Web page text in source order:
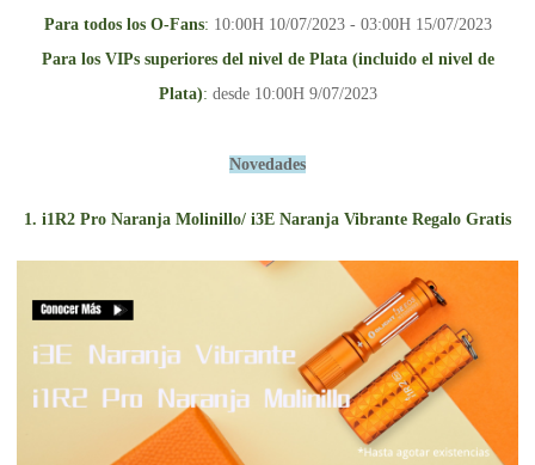
Para todos los O-Fans: 10:00H 10/07/2023 - 03:00H 15/07/2023
Para los VIPs superiores del nivel de Plata (incluido el nivel de
Plata): desde 10:00H 9/07/2023
Novedades
1. i1R2 Pro Naranja Molinillo/ i3E Naranja Vibrante Regalo Gratis